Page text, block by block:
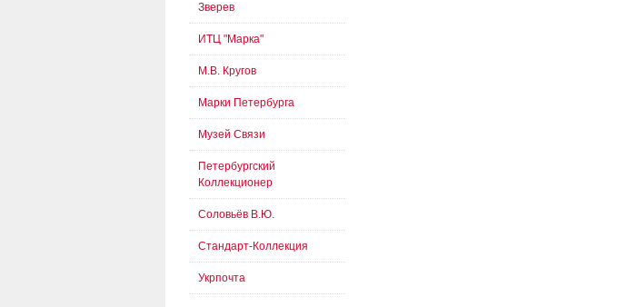
Зверев
ИТЦ "Марка"
М.В. Кругов
Марки Петербурга
Музей Связи
Петербургский
Коллекционер
Соловьёв В.Ю.
Стандарт-Коллекция
Укрпочта